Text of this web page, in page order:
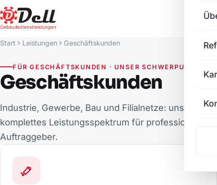
Start Leistungen Geschäftskunden
FÜR GESCHÄFTSKUNDEN · UNSER SCHWERPUNKT
Geschäftskunden
Industrie, Gewerbe, Bau und Filialnetze: unser
komplettes Leistungsspektrum für professionelle
Auftraggeber.